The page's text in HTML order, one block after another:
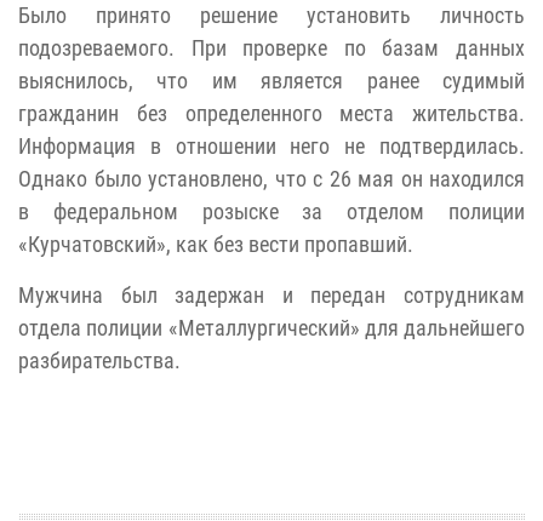
Было принято решение установить личность
подозреваемого. При проверке по базам данных
выяснилось, что им является ранее судимый
гражданин без определенного места жительства.
Информация в отношении него не подтвердилась.
Однако было установлено, что с 26 мая он находился
в федеральном розыске за отделом полиции
«Курчатовский», как без вести пропавший.
Мужчина был задержан и передан сотрудникам
отдела полиции «Металлургический» для дальнейшего
разбирательства.